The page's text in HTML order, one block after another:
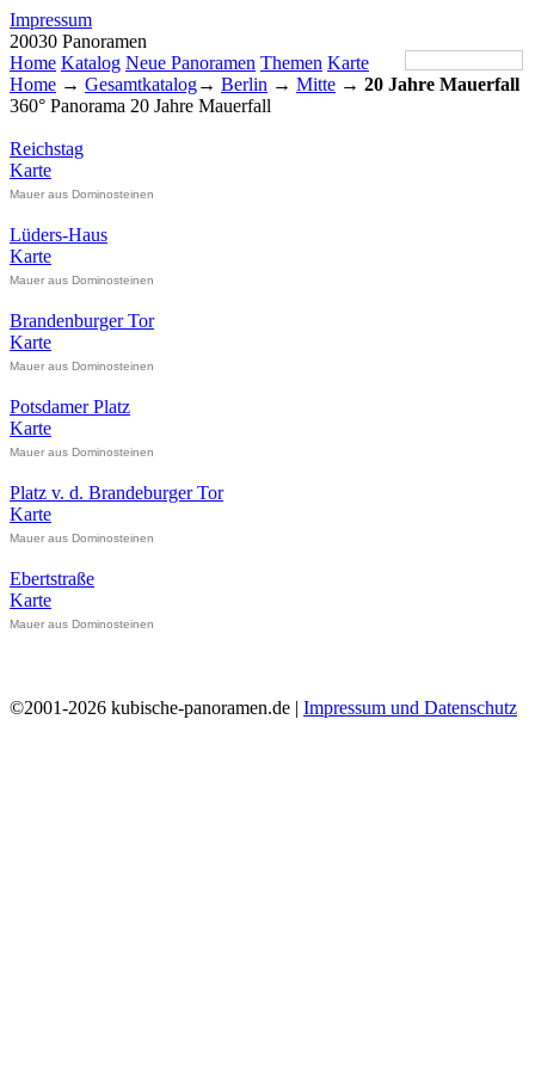
Impressum
20030 Panoramen
Home Katalog Neue Panoramen Themen Karte
Home → Gesamtkatalog→ Berlin → Mitte → 20 Jahre Mauerfall
360° Panorama 20 Jahre Mauerfall
Reichstag
Karte
Mauer aus Dominosteinen
Lüders-Haus
Karte
Mauer aus Dominosteinen
Brandenburger Tor
Karte
Mauer aus Dominosteinen
Potsdamer Platz
Karte
Mauer aus Dominosteinen
Platz v. d. Brandeburger Tor
Karte
Mauer aus Dominosteinen
Ebertstraße
Karte
Mauer aus Dominosteinen
©2001-2026 kubische-panoramen.de | Impressum und Datenschutz